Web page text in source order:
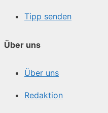
Tipp senden
Über uns
Über uns
Redaktion